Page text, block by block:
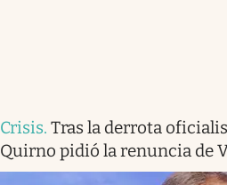
Crisis. Tras la derrota
Quirno pidió la renuncia de